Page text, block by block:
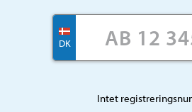
DK
Intet